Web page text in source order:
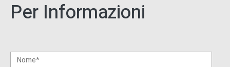
Per Informazioni